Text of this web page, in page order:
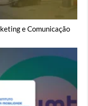
e Comunicação